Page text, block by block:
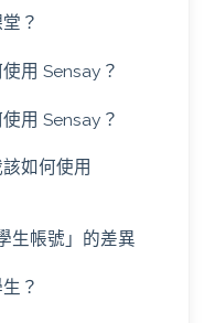
？
用 Sensay？
用 Sensay？
如何使用
生帳號」的差異
？